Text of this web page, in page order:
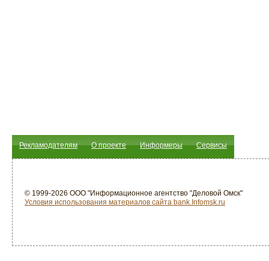
Рекламодателям О проекте Информеры Сервисы
© 1999-2026 ООО "Информационное агентство "Деловой Омск"
Условия использования материалов сайта bank.Infomsk.ru